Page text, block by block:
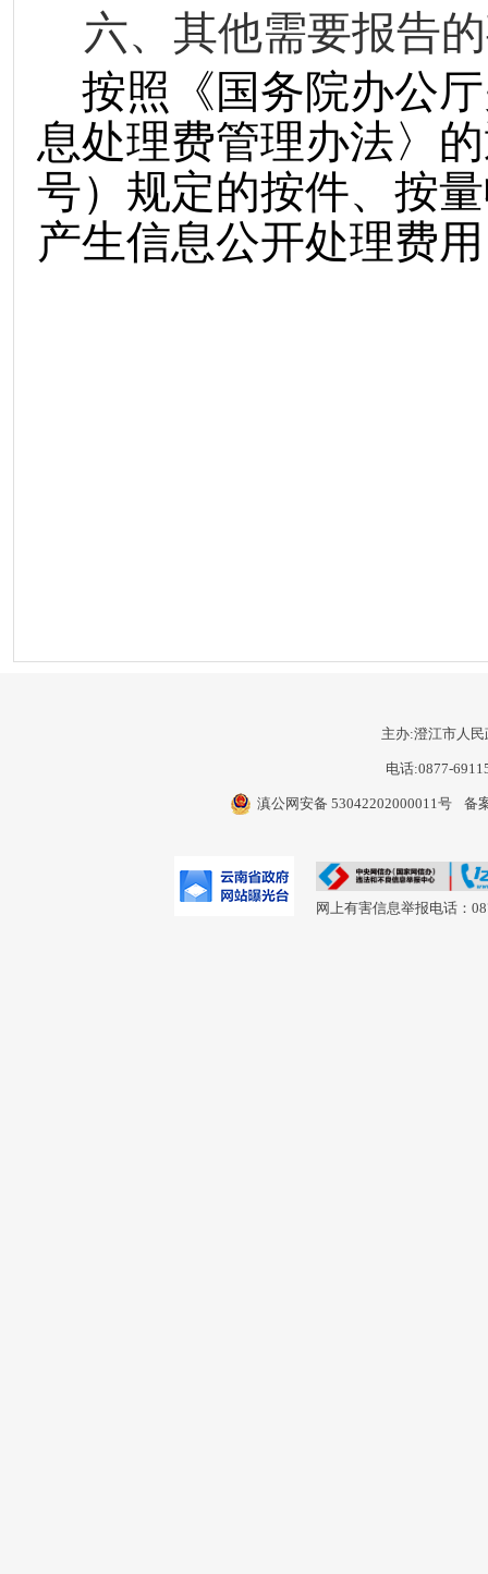
六、其他需要报告
按照《国务院办公
息处理费管理办法〉
号）规定的按件、按
产生信息公开处理费
主办:澄江市人民
电话:0877-
滇公网安备 53042202000011号 备
网上有害信息举报电话：